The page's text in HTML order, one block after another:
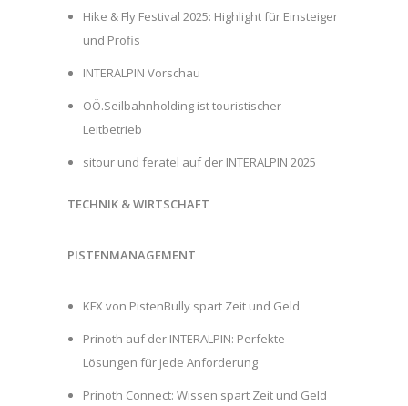
Hike & Fly Festival 2025: Highlight für Einsteiger
und Profis
INTERALPIN Vorschau
OÖ.Seilbahnholding ist touristischer
Leitbetrieb
sitour und feratel auf der INTERALPIN 2025
TECHNIK & WIRTSCHAFT
PISTENMANAGEMENT
KFX von PistenBully spart Zeit und Geld
Prinoth auf der INTERALPIN: Perfekte
Lösungen für jede Anforderung
Prinoth Connect: Wissen spart Zeit und Geld